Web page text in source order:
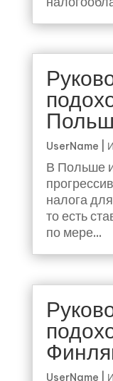
UserName
В Польше
налога
то есть
по мере...
UserName